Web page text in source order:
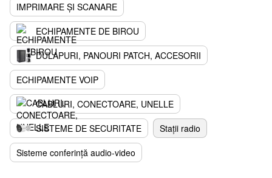
IMPRIMARE ȘI SCANARE
ECHIPAMENTE DE BIROU
DULAPURI, PANOURI PATCH, ACCESORII
ECHIPAMENTE VOIP
CABLURI, CONECTOARE, UNELLE
SISTEME DE SECURITATE
Stații radio
Sisteme conferință audio-video